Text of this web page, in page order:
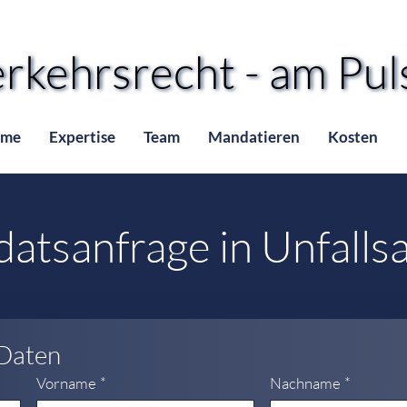
- am
- am
Expertise Team Mandatieren Kosten
in
Vorname * Nachname *